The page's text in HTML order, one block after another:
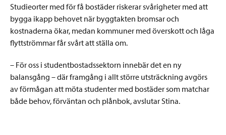
Studieorter med för få bostäder riskerar svårigheter med att
bygga ikapp behovet när byggtakten bromsar och
kostnaderna ökar, medan kommuner med överskott och låga
flyttströmmar får svårt att ställa om.
– För oss i studentbostadssektorn innebär det en ny
balansgång – där framgång i allt större utsträckning avgörs
av förmågan att möta studenter med bostäder som matchar
både behov, förväntan och plånbok, avslutar Stina.